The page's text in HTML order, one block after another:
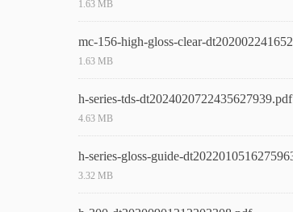
1.63 MB
mc-156-high-gloss-clear-
1.63 MB
h-series-tds-dt2024020722435627939.pdf
4.63 MB
h-series-gloss-guide-
3.32 MB